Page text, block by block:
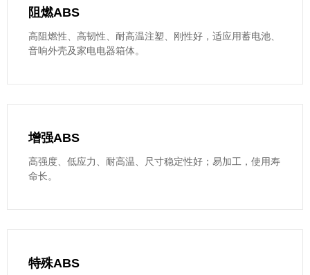
阻燃ABS
高阻燃性、高韧性、耐高温注塑、刚性好，适应用蓄电池、
音响外壳及家电电器箱体。
增强ABS
高强度、低应力、耐高温、尺寸稳定性好；易加工，使用寿
命长。
特殊ABS